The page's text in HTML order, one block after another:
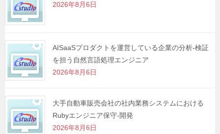
2026年8月6日
AISaaSプロダクトを運営している企業の分析-検証
を担う自然言語処理エンジニア
2026年8月6日
大手自動車販売会社の社内業務システムにおける
Rubyエンジニア保守-開発
2026年8月6日